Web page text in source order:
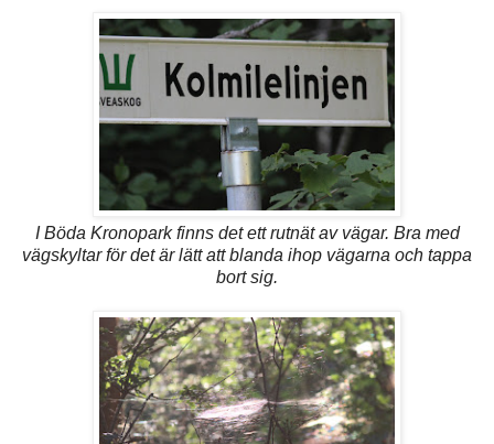
I Böda Kronopark finns det ett rutnät av vägar. Bra med
vägskyltar för det är lätt att blanda ihop vägarna och tappa
bort sig.